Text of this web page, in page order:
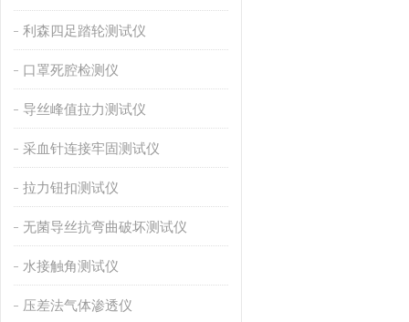
利森四足踏轮测试仪
口罩死腔检测仪
导丝峰值拉力测试仪
采血针连接牢固测试仪
拉力钮扣测试仪
无菌导丝抗弯曲破坏测试仪
水接触角测试仪
压差法气体渗透仪